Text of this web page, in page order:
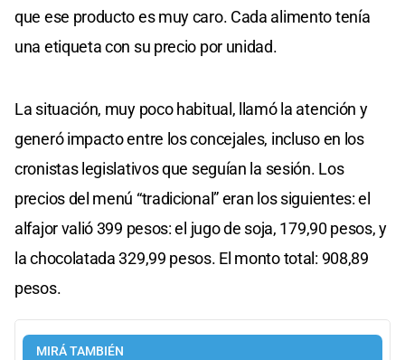
que ese producto es muy caro. Cada alimento tenía
una etiqueta con su precio por unidad.
La situación, muy poco habitual, llamó la atención y
generó impacto entre los concejales, incluso en los
cronistas legislativos que seguían la sesión. Los
precios del menú “tradicional” eran los siguientes: el
alfajor valió 399 pesos: el jugo de soja, 179,90 pesos, y
la chocolatada 329,99 pesos. El monto total: 908,89
pesos.
MIRÁ TAMBIÉN